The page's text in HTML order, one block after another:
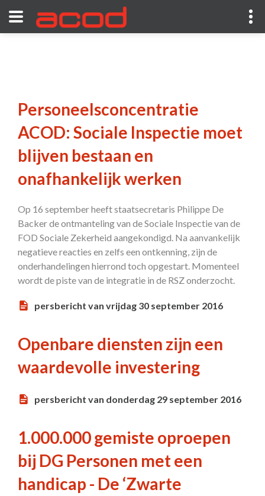
Personeelsconcentratie
ACOD: Sociale Inspectie moet
blijven bestaan en
onafhankelijk werken
Op 16 september heeft staatsecretaris Philippe De
Backer de ontmanteling van de Sociale Inspectie van de
FOD Sociale Zekerheid aangekondigd. Na aanvankelijk
negatieve reacties en zelfs een ontkenning, zijn de
onderhandelingen hierrond toch opgestart. Momenteel
wordt de piste van de integratie in de RSZ onderzocht.
persbericht van vrijdag 30 september 2016
Openbare diensten zijn een
waardevolle investering
persbericht van donderdag 29 september 2016
1.000.000 gemiste oproepen
bij DG Personen met een
handicap - De ‘Zwarte